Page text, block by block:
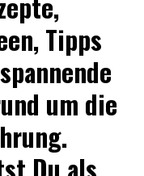
Tipps
um die